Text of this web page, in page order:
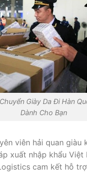
Giày Da Đi Hàn
Dành Cho Bạn
viên hải quan giàu
xuất nhập khẩu Việt
cam kết hỗ